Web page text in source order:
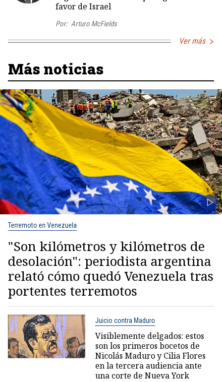
favor de Israel
Por: Arturo McFields
Ver más
Más noticias
Terremoto en Venezuela
"Son kilómetros y kilómetros de
desolación": periodista argentina
relató cómo quedó Venezuela tras
portentes terremotos
Juicio contra Maduro
Visiblemente delgados: estos
son los primeros bocetos de
Nicolás Maduro y Cilia Flores
en la tercera audiencia ante
una corte de Nueva York